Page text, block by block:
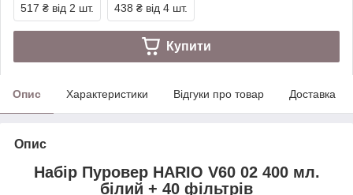
517 ₴ від 2 шт. 438 ₴ від 4 шт.
Купити
Опис Характеристики Відгуки про товар Доставка
Опис
Набір Пуровер HARIO V60 02 400 мл.
білий + 40 фільтрів